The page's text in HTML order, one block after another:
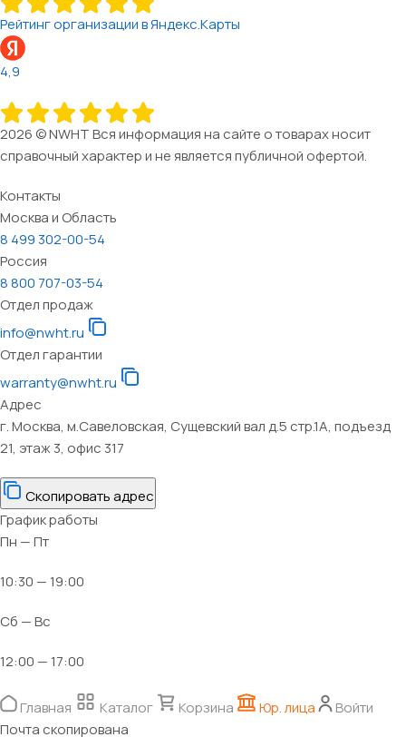
Рейтинг организации в Яндекс.Карты
4,9
2026 © NWHT Вся информация на сайте о товарах носит
справочный характер и не является публичной офертой.
Контакты
Москва и Область
8 499 302-00-54
Россия
8 800 707-03-54
Отдел продаж
info@nwht.ru
Отдел гарантии
warranty@nwht.ru
Адрес
г. Москва, м.Савеловская, Сущевский вал д.5 стр.1А, подъезд
21, этаж 3, офис 317
Скопировать адрес
График работы
Пн — Пт
10:30 — 19:00
Сб — Вс
12:00 — 17:00
Главная Каталог Корзина Юр. лица
Войти
Почта скопирована